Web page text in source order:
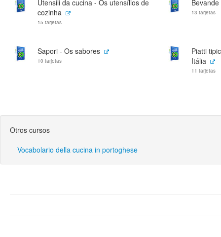
Utensili da cucina - Os utensílios de
cozinha
15 tarjetas
13 tarjetas
Sapori - Os sabores
10 tarjetas
Piatti
Itália
11 tarjetas
Otros cursos
Vocabolario della cucina in portoghese